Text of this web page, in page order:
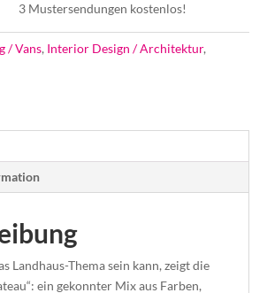
3 Mustersendungen kostenlos!
/ Vans, Interior Design / Architektur,
Landhaus-Thema sein kann, zeigt die
ein gekonnter Mix aus Farben,